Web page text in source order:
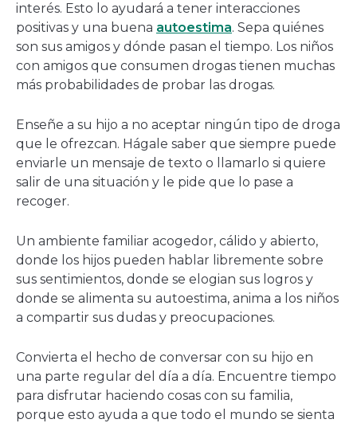
interés. Esto lo ayudará a tener interacciones
positivas y una buena autoestima. Sepa quiénes
son sus amigos y dónde pasan el tiempo. Los niños
con amigos que consumen drogas tienen muchas
más probabilidades de probar las drogas.
Enseñe a su hijo a no aceptar ningún tipo de droga
que le ofrezcan. Hágale saber que siempre puede
enviarle un mensaje de texto o llamarlo si quiere
salir de una situación y le pide que lo pase a
recoger.
Un ambiente familiar acogedor, cálido y abierto,
donde los hijos pueden hablar libremente sobre
sus sentimientos, donde se elogian sus logros y
donde se alimenta su autoestima, anima a los niños
a compartir sus dudas y preocupaciones.
Convierta el hecho de conversar con su hijo en
una parte regular del día a día. Encuentre tiempo
para disfrutar haciendo cosas con su familia,
porque esto ayuda a que todo el mundo se sienta